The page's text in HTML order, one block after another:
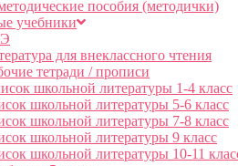
пособия (методички)
учебники
для внеклассного чтения
тетради / прописи
школьной литературы 1-4 класс
школьной литературы 5-6 класс
школьной литературы 7-8 класс
школьной литературы 9 класс
школьной литературы 10-11